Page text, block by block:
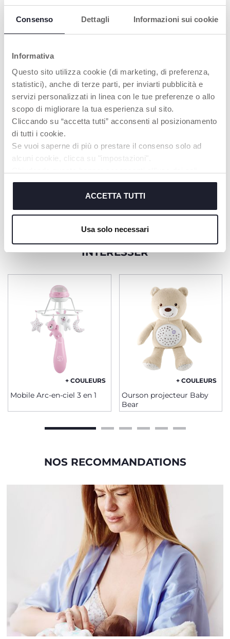
Consenso Dettagli Informazioni sui cookie
Informativa
Questo sito utilizza cookie (di marketing, di preferenza,
statistici), anche di terze parti, per inviarti pubblicità e
servizi personalizzati in linea con le tue preferenze o allo
scopo di migliorare la tua esperienza sul sito.
Cliccando su “accetta tutti” acconsenti al posizionamento
di tutti i cookie.
Se vuoi saperne di più o prestare il consenso solo ad
alcuni cookie, clicca su "impostazioni".
cookie tecnici, indispensabili per fruire del servizio
ACCETTA TUTTI
Usa solo necessari
PROJECTEUR DE
LIT BÉBÉ
Chaque ourson polaire
système d'accroche
modulaire adapté à
INTÉRESSER
+ COULEURS
Mobile Arc-en-ciel 3 en 1
+ COULEURS
Ourson projecteur Baby
Bear
NOS RECOMMANDATIONS